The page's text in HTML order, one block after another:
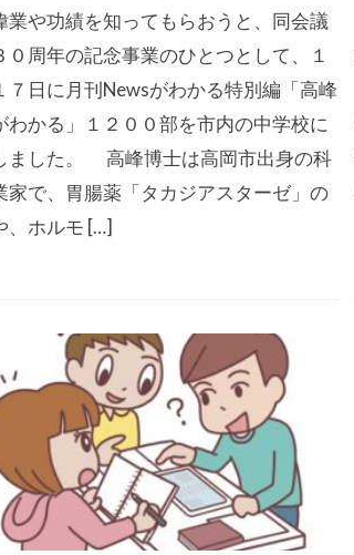
業や功績を知ってもらおうと、同会議
０周年の記念事業のひとつとして、１
７日に月刊Newsがわかる特別編「高峰
わかる」１２００部を市内の中学校に
ました。 高峰博士は高岡市出身の科
家で、胃腸薬「タカジアスターゼ」の
、ホルモ […]